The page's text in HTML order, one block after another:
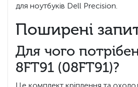
для ноутбуків Dell Precision.
Поширені
Для чого
8FT91 (08FT91)?
Це комплект кріплення та